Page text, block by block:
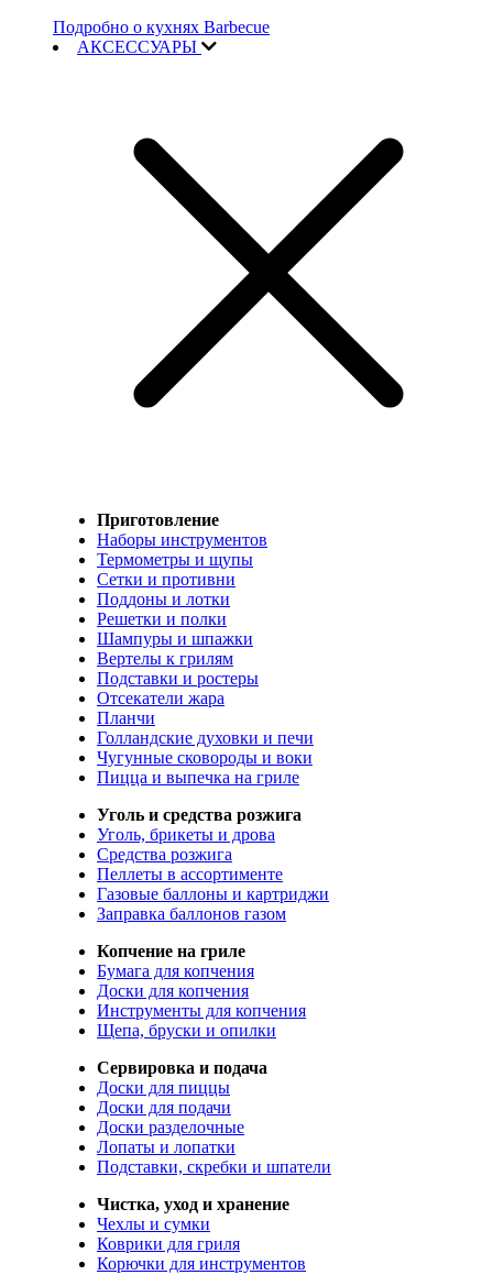
Подробно о кухнях Barbecue
АКСЕССУАРЫ
Приготовление
Наборы инструментов
Термометры и щупы
Сетки и противни
Поддоны и лотки
Решетки и полки
Шампуры и шпажки
Вертелы к грилям
Подставки и ростеры
Отсекатели жара
Планчи
Голландские духовки и печи
Чугунные сковороды и воки
Пицца и выпечка на гриле
Уголь и средства розжига
Уголь, брикеты и дрова
Средства розжига
Пеллеты в ассортименте
Газовые баллоны и картриджи
Заправка баллонов газом
Копчение на гриле
Бумага для копчения
Доски для копчения
Инструменты для копчения
Щепа, бруски и опилки
Сервировка и подача
Доски для пиццы
Доски для подачи
Доски разделочные
Лопаты и лопатки
Подставки, скребки и шпатели
Чистка, уход и хранение
Чехлы и сумки
Коврики для гриля
Корючки для инструментов